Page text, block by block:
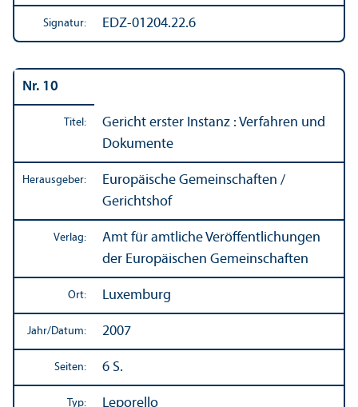
Signatur: EDZ-01204.22.6
Nr. 10
Titel:
Gericht erster Instanz : Verfahren und
Dokumente
Herausgeber:
Europäische Gemeinschaften /
Gerichtshof
Verlag:
Amt für amtliche Veröffentlichungen
der Europäischen Gemeinschaften
Ort: Luxemburg
Jahr/Datum: 2007
Seiten: 6 S.
Typ: Leporello